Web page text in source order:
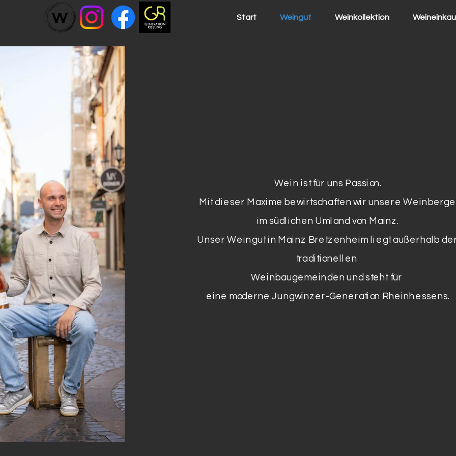
Start Weingut Weinkollektion
Wein ist für uns Passion.
Mit dieser Maxime bewirtschaften wir unsere Weinberge
im südlichen Umland von Mainz.
Unser Weingut in Mainz Bretzenheim liegt außerhalb
traditionellen
Weinbaugemeinden und steht für
eine moderne Jungwinzer-Generation Rheinhessens.